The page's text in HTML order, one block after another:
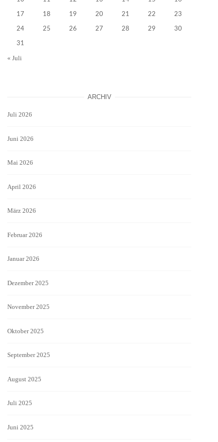
17 18 19 20 21 22 23
24 25 26 27 28 29 30
31
« Juli
ARCHIV
Juli 2026
Juni 2026
Mai 2026
April 2026
März 2026
Februar 2026
Januar 2026
Dezember 2025
November 2025
Oktober 2025
September 2025
August 2025
Juli 2025
Juni 2025